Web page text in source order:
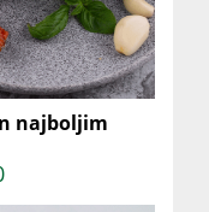
najboljim